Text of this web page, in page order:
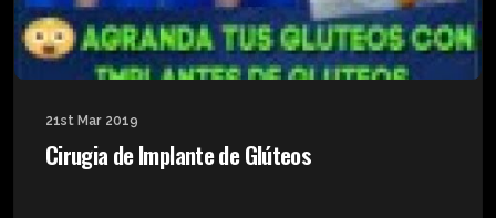
21st Mar 2019
Cirugia de Implante de Glúteos